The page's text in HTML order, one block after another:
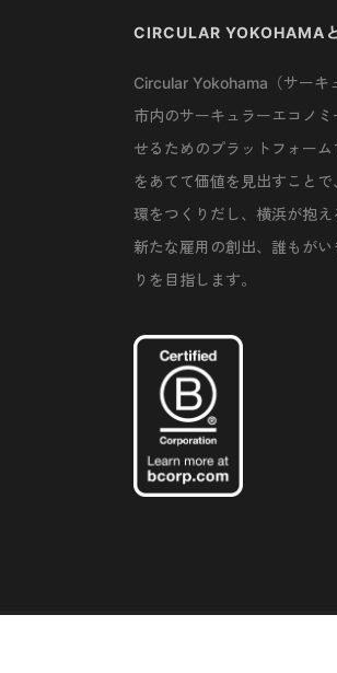
CIRCULAR YOKOHAMA
Circular Yokohama（サーキ
市内のサーキュラーエコノ
せるためのプラットフォー
をあてて価値を見出すこと
環をつくりだし、横浜が抱え
新たな雇用の創出、誰もが
りを目指します。